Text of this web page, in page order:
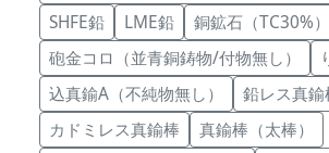
SHFE鉛
LME鉛 銅鉱石（TC30%）
砲金コロ（並青銅鋳物/付物無し）
込真鍮A（不純物無し）
鉛レス真鍮
カドミレス真鍮棒
真鍮棒（太棒）